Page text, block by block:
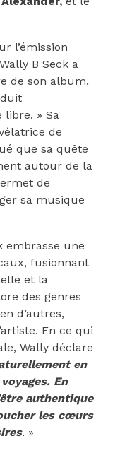
l’émission
B Seck a
de son album,
» Sa
de
que sa quête
autour de la
de
sa musique
embrasse une
fusionnant
et la
des genres
d’autres,
En ce qui
Wally déclare
en
En
authentique
les cœurs
. »